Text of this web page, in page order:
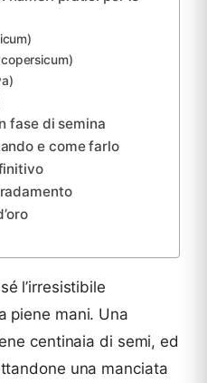
fase di semina
e come farlo
l’irresistibile
piene mani. Una
centinaia di semi, ed
una manciata